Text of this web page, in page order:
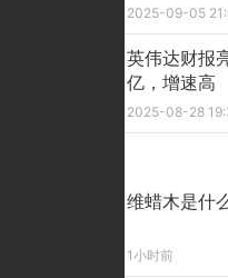
2025-09-05
英伟达财报
亿，增速高
2025-08-28
维蜡木是什
1小时前